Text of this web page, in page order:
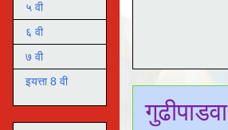
गुढीपाडवा
५ वी
६ वी
७ वी
इयत्ता 8 वी